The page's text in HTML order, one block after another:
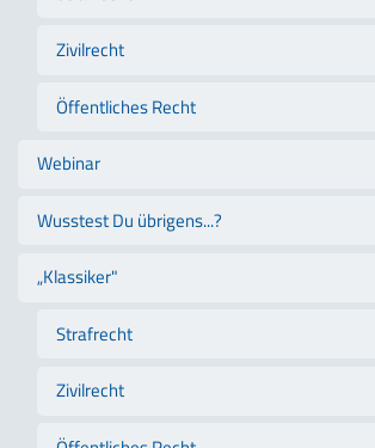
Zivilrecht
Öffentliches Recht
Webinar
Wusstest Du übrigens...?
„Klassiker"
Strafrecht
Zivilrecht